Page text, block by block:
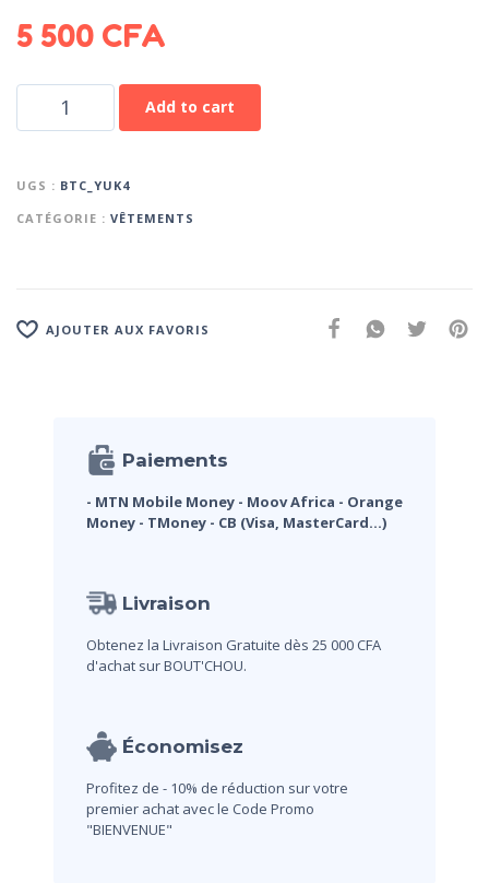
5 500 CFA
Add to cart
UGS : BTC_YUK4
CATÉGORIE : VÊTEMENTS
AJOUTER AUX FAVORIS
Paiements
- MTN Mobile Money - Moov Africa - Orange
Money - TMoney - CB (Visa, MasterCard...)
Livraison
Obtenez la Livraison Gratuite dès 25 000 CFA
d'achat sur BOUT'CHOU.
Économisez
Profitez de - 10% de réduction sur votre
premier achat avec le Code Promo
"BIENVENUE"